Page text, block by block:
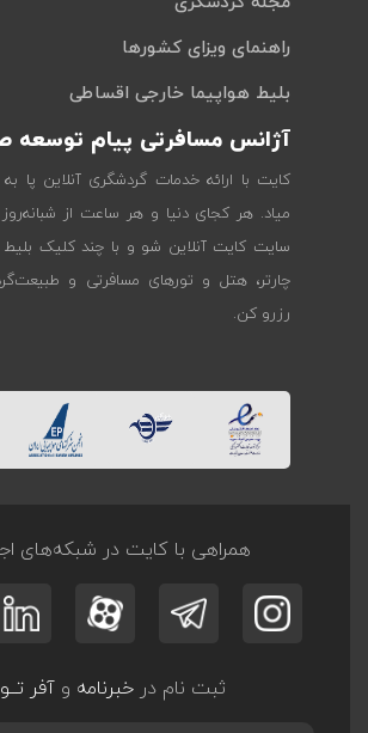
راهنمای ویزای کشورها
بلیط هواپیما خارجی اقساطی
آژانس مسافرتی پیام توسعه
کایت با ارائه خدمات گردشگری آنلاین پا
میاد. هر کجای دنیا و هر ساعت از
سایت کایت آنلاین شو و با چند کلیک بلیط
چارتر، هتل و تورهای مسافرتی و
رزرو کن.
همراهی با کایت در شبکه‌های
ثبت نام درخبرنامه وآفر